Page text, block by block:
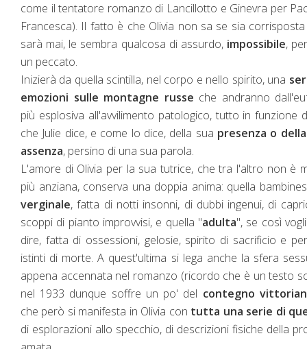
come il tentatore romanzo di Lancillotto e Ginevra per
Francesca). Il fatto è che Olivia non sa se sia
sarà mai, le sembra qualcosa di assurdo, impossibile,
un peccato.
Inizierà da quella scintilla, nel corpo e nello spirito, una
emozioni sulle montagne russe che andranno
più esplosiva all'avvilimento patologico, tutto in funzione
che Julie dice, e come lo dice, della sua presenza o
assenza, persino di una sua parola.
L'amore di Olivia per la sua tutrice, che tra l'altro non è
più anziana, conserva una doppia anima: quella
verginale, fatta di notti insonni, di dubbi ingenui, di
scoppi di pianto improvvisi, e quella "adulta", se così
dire, fatta di ossessioni, gelosie, spirito di sacrificio e
istinti di morte. A quest'ultima si lega anche la sfera
appena accennata nel romanzo (ricordo che è un testo
nel 1933 dunque soffre un po' del contegno
che però si manifesta in Olivia con tutta una serie di
di esplorazioni allo specchio, di descrizioni fisiche della